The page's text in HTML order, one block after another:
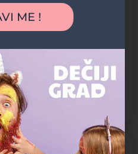
Novog Beograda i
održavaju u Hali Pinki u
„Jovan Sterija Popović“,
„Duško Radović“, „Milan
brojem lokacija na kojima se
našim članovima i
i brže stignu na treninge.
ME !